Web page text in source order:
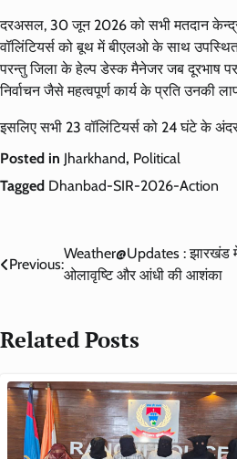
दरअसल, 30 जून 2026 को सभी मतदान
वॉलिंटियर्स को बूथ में बीएलओ के साथ उपस्थित
परन्तु जिला के हेल्प डेस्क मैनेजर जब दूरभाष पर
निर्वाचन जैसे महत्वपूर्ण कार्य के प्रति उनकी
इसलिए सभी 23 वॉलिंटियर्स को 24 घंटे के अंदर
Posted in Jharkhand, Political
Tagged Dhanbad-SIR-2026-Action
Post
navigation
Previous:
Weather@Updates : झारखंड
ओलावृष्टि और आंधी की आशंका
Related Posts